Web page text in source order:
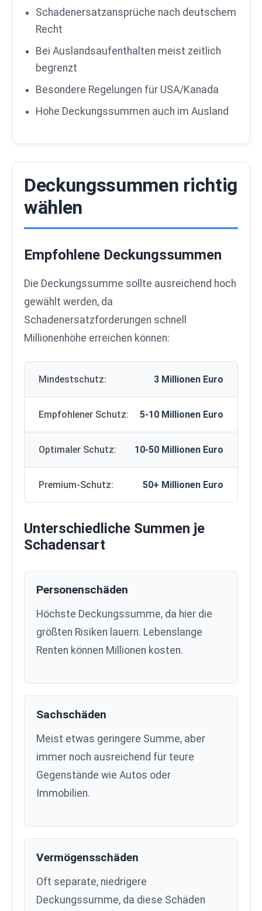
Schadenersatzansprüche nach deutschem
Recht
Bei Auslandsaufenthalten meist zeitlich
begrenzt
Besondere Regelungen für USA/Kanada
Hohe Deckungssummen auch im Ausland
Deckungssummen richtig
wählen
Empfohlene Deckungssummen
Die Deckungssumme sollte ausreichend hoch
gewählt werden, da
Schadenersatzforderungen schnell
Millionenhöhe erreichen können:
Mindestschutz: 3 Millionen Euro
Empfohlener Schutz: 5-10 Millionen Euro
Optimaler Schutz: 10-50 Millionen Euro
Premium-Schutz: 50+ Millionen Euro
Unterschiedliche Summen je
Schadensart
Personenschäden
Höchste Deckungssumme, da hier die
größten Risiken lauern. Lebenslange
Renten können Millionen kosten.
Sachschäden
Meist etwas geringere Summe, aber
immer noch ausreichend für teure
Gegenstände wie Autos oder
Immobilien.
Vermögensschäden
Oft separate, niedrigere
Deckungssumme, da diese Schäden